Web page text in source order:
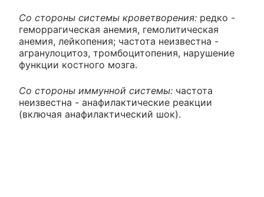
Со стороны системы кроветворения: редко -
геморрагическая анемия, гемолитическая
анемия, лейкопения; частота неизвестна -
агранулоцитоз, тромбоцитопения, нарушение
функции костного мозга.
Со стороны иммунной системы: частота
неизвестна - анафилактические реакции
(включая анафилактический шок).